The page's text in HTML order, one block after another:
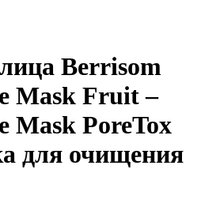
Berrisom
Mask Fruit –
Mask PoreTox
для очищения